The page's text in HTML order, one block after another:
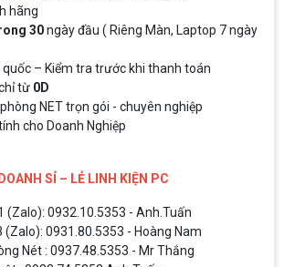
hãng
30ngày đầu ( Riêng Màn, Laptop 7 ngày
quốc – Kiểm tra trước khi thanh toán
từ 0D
NET trọn gói - chuyên nghiệp
cho Doanh Nghiệp
SỈ – LẺ LINH KIỆN PC
(Zalo): 0932.10.5353 - Anh.Tuấn
(Zalo): 0931.80.5353 - Hoàng Nam
Nét : 0937.48.5353 - Mr Thắng